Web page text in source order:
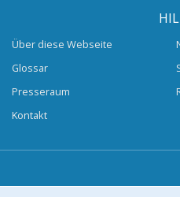
Über diese Webseite
Glossar
Presseraum
Kontakt